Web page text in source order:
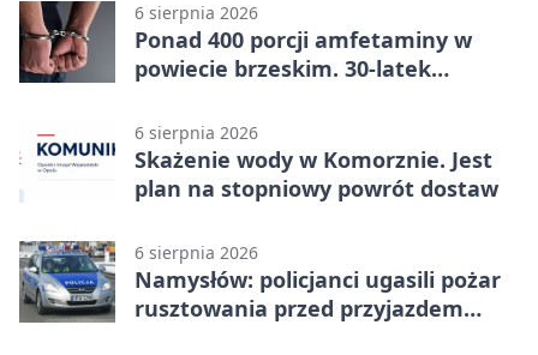
6 sierpnia 2026
Ponad 400 porcji amfetaminy w
powiecie brzeskim. 30-latek
6 sierpnia 2026
Skażenie wody w Komorznie. Jest
plan na stopniowy powrót dostaw
6 sierpnia 2026
Namysłów: policjanci ugasili pożar
rusztowania przed przyjazdem